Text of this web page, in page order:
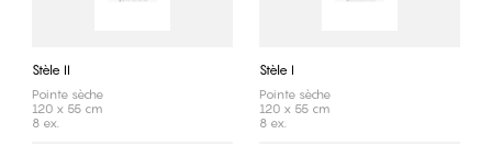
Stèle II
Pointe sèche
120 x 55 cm
8 ex.
Stèle I
Pointe sèche
120 x 55 cm
8 ex.